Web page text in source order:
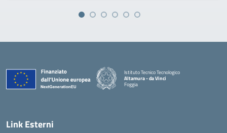
Istituto Tecnico Tecnologico
Altamura - da Vinci
Foggia
— Visita la pagina iniziale della scuola
Link Esterni